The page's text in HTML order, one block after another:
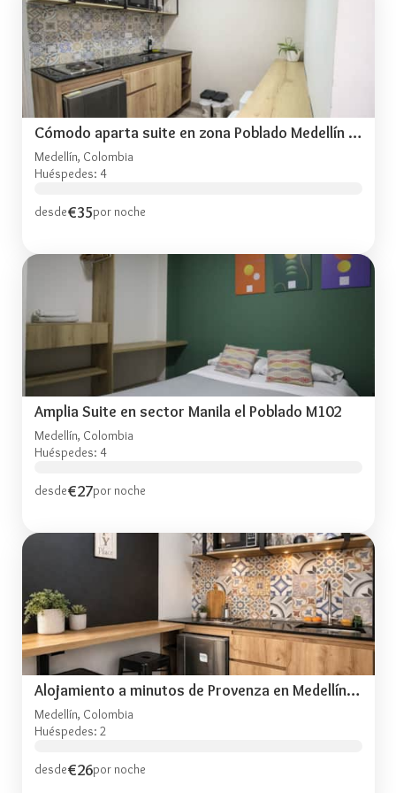
Cómodo aparta suite en zona Poblado Medellín M101
Medellín, Colombia
Huéspedes: 4
desde€35por noche
Amplia Suite en sector Manila el Poblado M102
Medellín, Colombia
Huéspedes: 4
desde€27por noche
Alojamiento a minutos de Provenza en Medellín M201
Medellín, Colombia
Huéspedes: 2
desde€26por noche